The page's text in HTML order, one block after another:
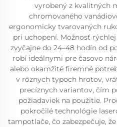
vyrobený z kvalitných
chromovaného
ergonomicky tvarovaných
pri uchopení. Možnosť
zvyčajne do 24–48 hodín od
robí ideálnymi pre časovo
alebo okamžité firemné
v rôznych typoch hrotov,
precíznych variantov, čím
požiadaviek na použitie.
pokročilé technológie
tampotlače, čo zabezpečuje,